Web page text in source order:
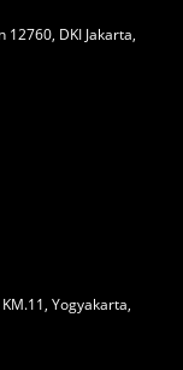
12760, DKI Jakarta,
Yogyakarta,